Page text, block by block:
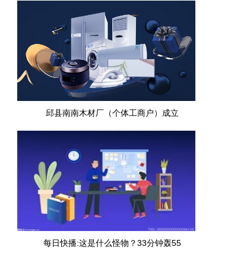
邱县南南木材厂（个体工商户）成立
每日快播:这是什么怪物？33分钟轰55